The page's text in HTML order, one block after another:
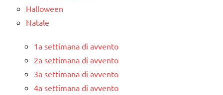
Halloween
Natale
1a settimana di avvento
2a settimana di avvento
3a settimana di avvento
4a settimana di avvento